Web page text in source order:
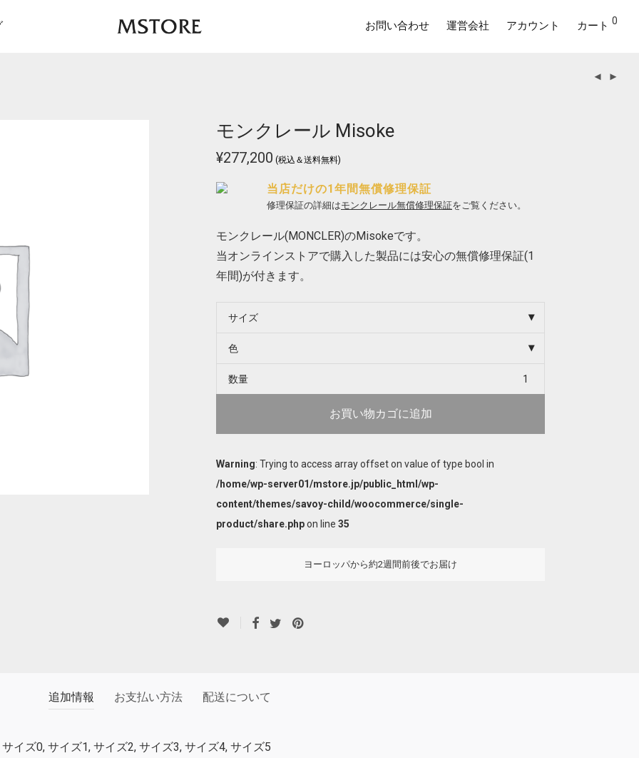
お問い合わせ 運営会社 アカウント カート 0
モンクレール Misoke
¥277,200 (税込＆送料無料)
当店だけの1年間無償修理保証
修理保証の詳細はモンクレール無償修理保証をご覧ください。
モンクレール(MONCLER)のMisokeです。
当オンラインストアで購入した製品には安心の無償修理保証(1
年間)が付きます。
サイズ
色
数量
お買い物カゴに追加
Warning: Trying to access array offset on value of type bool in
/home/wp-server01/mstore.jp/public_html/wp-
content/themes/savoy-child/woocommerce/single-
product/share.phpon line 35
ヨーロッパから約2週間前後でお届け
追加情報 お支払い方法 配送について
サイズ0, サイズ1, サイズ2, サイズ3, サイズ4, サイズ5